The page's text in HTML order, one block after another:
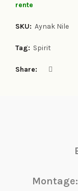
rente
SKU: Aynak Nile
Tag: Spirit
Share